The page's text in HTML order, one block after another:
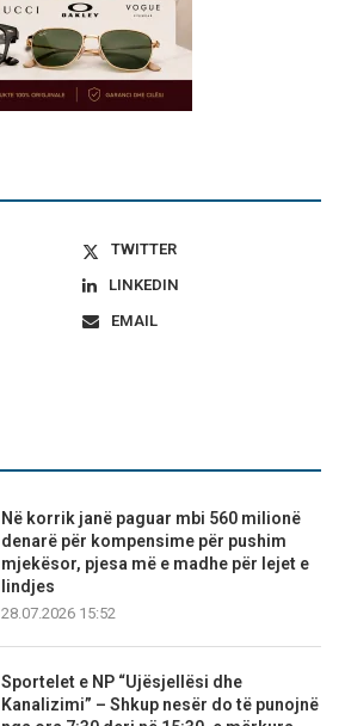
TWITTER
LINKEDIN
EMAIL
Në korrik janë paguar mbi 560 milionë
denarë për kompensime për pushim
mjekësor, pjesa më e madhe për lejet e
lindjes
28.07.2026 15:52
Sportelet e NP “Ujësjellësi dhe
Kanalizimi” – Shkup nesër do të punojnë